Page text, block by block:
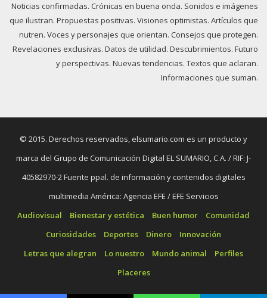
Noticias confirmadas. Crónicas en buena onda. Sonidos e imágenes
que ilustran. Propuestas positivas. Visiones optimistas. Artículos que
nutren. Voces y personajes que orientan. Consejos que protegen.
Revelaciones exclusivas. Datos de utilidad. Descubrimientos. Futuro
y perspectivas. Nuevas tendencias. Textos que aclaran.
Informaciones que suman.
© 2015. Derechos reservados, elsumario.com es un producto y
marca del Grupo de Comunicación Digital EL SUMARIO, C.A. / RIF: J-
40582970-2 Fuente ppal. de información y contenidos digitales
multimedia América: Agencia EFE / EFE Servicios
Audiovisual
Bienestar y estética Buen humor
Comunidad
Curiosidades
Deportes Dinero
Innovación
Letras que alegran
Lo nuestro Mundo animal
Perfiles
Placeres